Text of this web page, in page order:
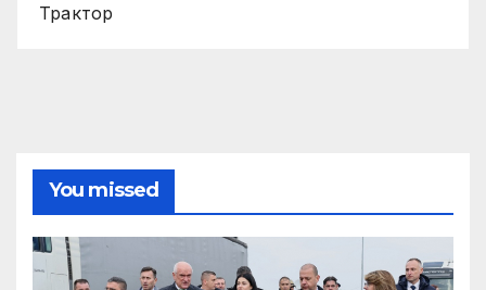
Трактор
You missed